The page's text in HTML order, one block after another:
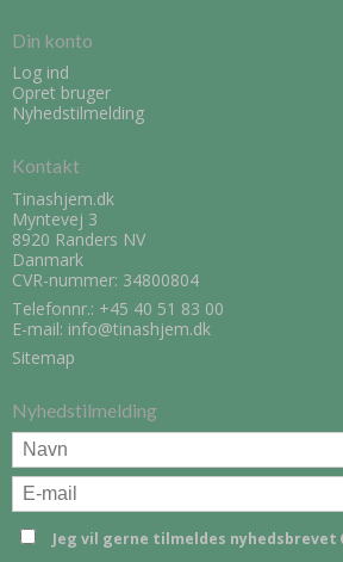
Din konto
Log ind
Opret bruger
Nyhedstilmelding
Kontakt
Tinashjem.dk
Myntevej 3
8920 Randers NV
Danmark
CVR-nummer: 34800804
Telefonnr.: +45 40 51 83 00
E-mail: info@tinashjem.dk
Sitemap
Nyhedstilmelding
Jeg vil gerne tilmeldes nyhedsbrevet